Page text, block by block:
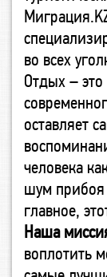
во всех
Отдых –
оставляет
человека
шум прибоя
главное,
Наша
воплотить